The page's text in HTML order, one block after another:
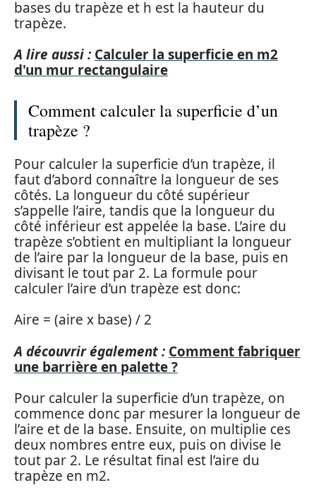
bases du trapèze et h est la hauteur du
trapèze.
A lire aussi : Calculer la superficie en m2
d'un mur rectangulaire
Comment calculer la superficie d’un
trapèze ?
Pour calculer la superficie d’un trapèze, il
faut d’abord connaître la longueur de ses
côtés. La longueur du côté supérieur
s’appelle l’aire, tandis que la longueur du
côté inférieur est appelée la base. L’aire du
trapèze s’obtient en multipliant la longueur
de l’aire par la longueur de la base, puis en
divisant le tout par 2. La formule pour
calculer l’aire d’un trapèze est donc:
Aire = (aire x base) / 2
A découvrir également : Comment fabriquer
une barrière en palette ?
Pour calculer la superficie d’un trapèze, on
commence donc par mesurer la longueur de
l’aire et de la base. Ensuite, on multiplie ces
deux nombres entre eux, puis on divise le
tout par 2. Le résultat final est l’aire du
trapèze en m2.